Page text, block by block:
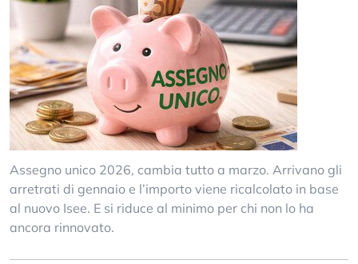
Assegno unico 2026, cambia tutto a marzo. Arrivano gli
arretrati di gennaio e l’importo viene ricalcolato in base
al nuovo Isee. E si riduce al minimo per chi non lo ha
ancora rinnovato.